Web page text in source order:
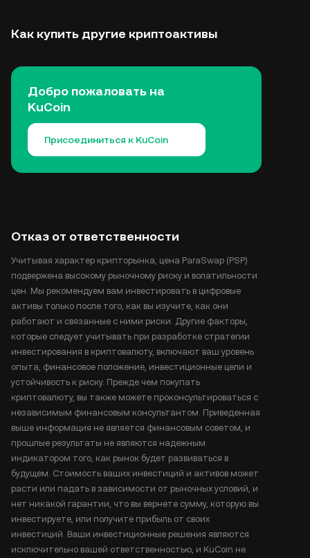
Как купить другие криптоактивы
Добро пожаловать на
KuCoin
Присоединиться к KuCoin
Отказ от ответственности
Учитывая характер крипторынка, цена ParaSwap (PSP)
подвержена высокому рыночному риску и волатильности
цен. Мы рекомендуем вам инвестировать в цифровые
активы только после того, как вы изучите, как они
работают и связанные с ними риски. Другие факторы,
которые следует учитывать при разработке стратегии
инвестирования в криптовалюту, включают ваш уровень
опыта, финансовое положение, инвестиционные цели и
устойчивость к риску. Прежде чем покупать
криптовалюту, вы также можете проконсультироваться с
независимым финансовым консультантом. Приведенная
выше информация не является финансовым советом, и
прошлые результаты не являются надежным
индикатором того, как рынок будет развиваться в
будущем. Стоимость ваших инвестиций и активов может
расти или падать в зависимости от рыночных условий, и
нет никакой гарантии, что вы вернете сумму, которую вы
инвестируете, или получите прибыль от своих
инвестиций. Ваши инвестиционные решения являются
исключительно вашей ответственностью, и KuCoin не